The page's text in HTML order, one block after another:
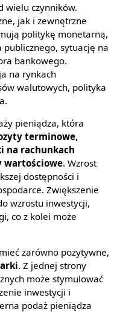
wielu czynników.
jak i zewnętrzne
politykę monetarną,
publicznego, sytuację na
bankowego.
na rynkach
walutowych, polityka
pieniądza, która
terminowe,
na rachunkach
wartościowe. Wzrost
dostępności i
Zwiększenie
wzrostu inwestycji,
co z kolei może
zarówno pozytywne,
. Z jednej strony
może stymulować
inwestycji i
podaż pieniądza